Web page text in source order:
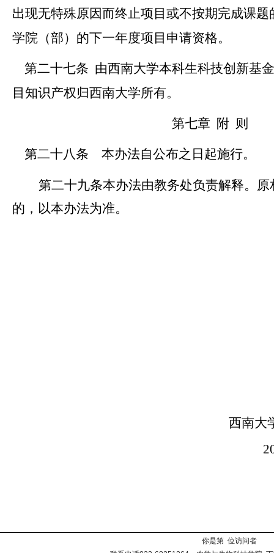
出现无特殊原因而终止项目或不按期完成课
学院 （部） 的下一年度项目申请资格。
第二十七条 由西南大学本科生科技创新基
目知识产权归西南大学所有。
第七章 附 则
第二十八条 本办法自公布之日起施行。
第二十九条本办法由教务处负责解释。 原
的，以本办法为准。
西南大
你是第 位访问者